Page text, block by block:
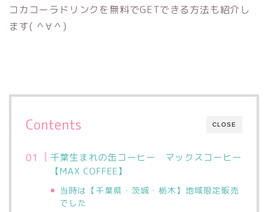
コカコーラドリンクを無料でGETできる方法も紹介し
ます( ＾∀＾)
CLOSE
Contents
千葉生まれの缶コーヒー マックスコーヒー
【MAX COFFEE】
当時は【千葉県・茨城・栃木】地域限定販売
でした